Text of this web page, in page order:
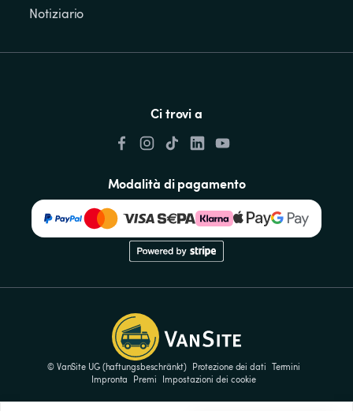
Notiziario
Ci trovi a
Modalità di pagamento
© VanSite UG (haftungsbeschränkt) Protezione dei dati Termini
Impronta
Premi Impostazioni dei cookie